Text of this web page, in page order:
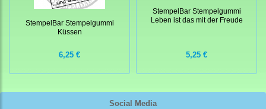
Social Media
StempelBar Stempelgummi
Küssen
6,25 €
StempelBar Stempelgummi
Leben ist das mit der Freude
5,25 €